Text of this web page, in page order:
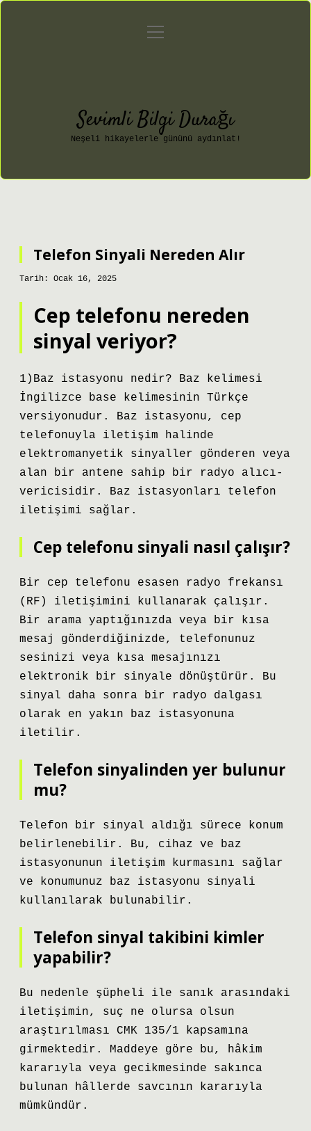
Gizlilik Politikası
menüyü
Sevimli Bilgi Durağı
Neşeli hikayelerle gününü aydınlat!
Telefon Sinyali Nereden Alır
Tarih: Ocak 16, 2025
Cep telefonu nereden
sinyal veriyor?
1)Baz istasyonu nedir? Baz kelimesi
İngilizce base kelimesinin Türkçe
versiyonudur. Baz istasyonu, cep
telefonuyla iletişim halinde
elektromanyetik sinyaller gönderen veya
alan bir antene sahip bir radyo alıcı-
vericisidir. Baz istasyonları telefon
iletişimi sağlar.
Cep telefonu sinyali nasıl çalışır?
Bir cep telefonu esasen radyo frekansı
(RF) iletişimini kullanarak çalışır.
Bir arama yaptığınızda veya bir kısa
mesaj gönderdiğinizde, telefonunuz
sesinizi veya kısa mesajınızı
elektronik bir sinyale dönüştürür. Bu
sinyal daha sonra bir radyo dalgası
olarak en yakın baz istasyonuna
iletilir.
Telefon sinyalinden yer bulunur
mu?
Telefon bir sinyal aldığı sürece konum
belirlenebilir. Bu, cihaz ve baz
istasyonunun iletişim kurmasını sağlar
ve konumunuz baz istasyonu sinyali
kullanılarak bulunabilir.
Telefon sinyal takibini kimler
yapabilir?
Bu nedenle şüpheli ile sanık arasındaki
iletişimin, suç ne olursa olsun
araştırılması CMK 135/1 kapsamına
girmektedir. Maddeye göre bu, hâkim
kararıyla veya gecikmesinde sakınca
bulunan hâllerde savcının kararıyla
mümkündür.